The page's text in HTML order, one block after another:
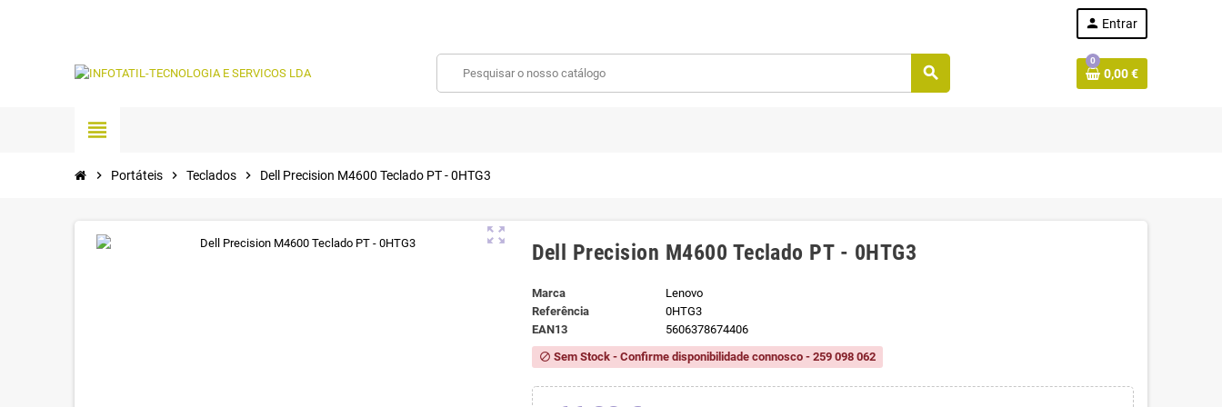
person Entrar
search
0
0,00 €
view_headline
chevron_right Portáteis chevron_right Teclados chevron_right Dell Precision M4600 Teclado PT - 0HTG3
zoom_out_map
Dell Precision M4600 Teclado PT - 0HTG3
Marca
Lenovo
Referência
0HTG3
EAN13
5606378674406
block Sem Stock - Confirme disponibilidade connosco - 259 098 062